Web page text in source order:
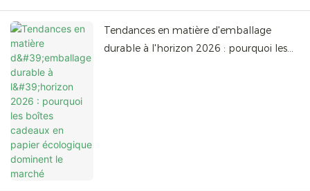
Tendances en matière d'emballage
durable à l'horizon 2026 : pourquoi les